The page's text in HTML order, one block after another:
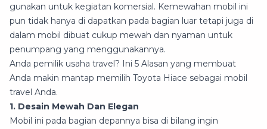
gunakan untuk kegiatan komersial. Kemewahan mobil ini
pun tidak hanya di dapatkan pada bagian luar tetapi juga di
dalam mobil dibuat cukup mewah dan nyaman untuk
penumpang yang menggunakannya.
Anda pemilik usaha travel? Ini 5 Alasan yang membuat
Anda makin mantap memilih Toyota Hiace sebagai mobil
travel Anda.
1. Desain Mewah Dan Elegan
Mobil ini pada bagian depannya bisa di bilang ingin